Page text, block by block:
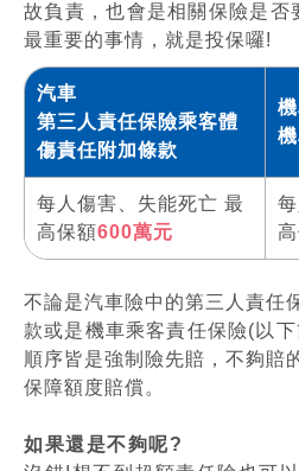
故負責，也會是相關保險是否
最重要的事情，就是投保囉!
汽車
第三人責任保險乘客體
傷責任附加條款
每人傷害、失能死亡 最
高保額600萬元
不論是汽車險中的第三人責任
款或是機車乘客責任保險(以
順序皆是強制險先賠，不夠賠
保障額度賠償。
如果還是不夠呢?